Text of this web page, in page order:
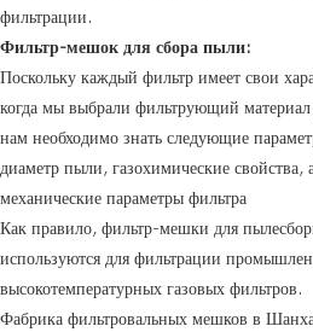
фильтрации.
Фильтр-мешок для сбора пыли:
Поскольку каждый фильтр имеет свои
когда мы выбрали фильтрующий
нам необходимо знать следующие
диаметр пыли, газохимические свойства,
механические параметры фильтра
Как правило, фильтр-мешки для
используются для фильтрации
высокотемпературных газовых фильтров.
Фабрика фильтровальных мешков в